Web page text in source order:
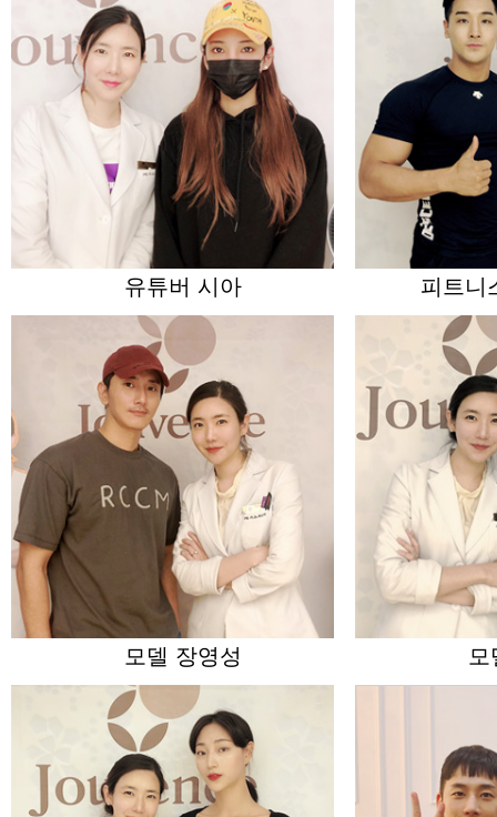
유튜버 시아 피트니
모델 장영성